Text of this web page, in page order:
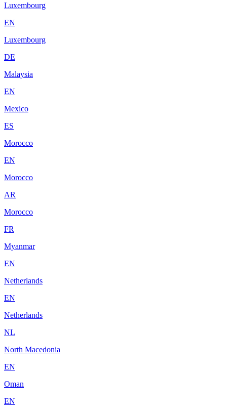
Luxembourg
EN
Luxembourg
DE
Malaysia
EN
Mexico
ES
Morocco
EN
Morocco
AR
Morocco
FR
Myanmar
EN
Netherlands
EN
Netherlands
NL
North Macedonia
EN
Oman
EN